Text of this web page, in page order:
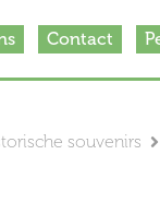
Contact
souvenirs